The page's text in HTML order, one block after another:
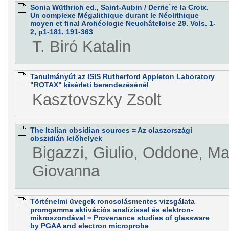
Sonia Wüthrich ed., Saint-Aubin / Derrie`re la Croix.
Un complexe Mégalithique durant le Néolithique
moyen et final Archéologie Neuchâteloise 29. Vols. 1-
2, p1-181, 191-363
T. Biró Katalin
Tanulmányút az ISIS Rutherford Appleton Laboratory
"ROTAX" kísérleti berendezésénél
Kasztovszky Zsolt
The Italian obsidian sources = Az olaszországi
obszidián lelőhelyek
Bigazzi, Giulio, Oddone,
Giovanna
Történelmi üvegek roncsolásmentes vizsgálata
promgamma aktivációs analízissel és elektron-
mikroszondával = Provenance studies of glassware
by PGAA and electron microprobe